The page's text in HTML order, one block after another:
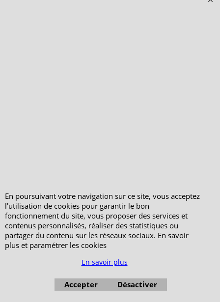
En poursuivant votre navigation sur ce site, vous acceptez
l'utilisation de cookies pour garantir le bon
fonctionnement du site, vous proposer des services et
contenus personnalisés, réaliser des statistiques ou
partager du contenu sur les réseaux sociaux. En savoir
plus et paramétrer les cookies
En savoir plus
Accepter Désactiver